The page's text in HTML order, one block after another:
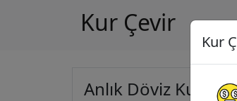
Kur Çevir
Anlık Döviz Kuru
Kur